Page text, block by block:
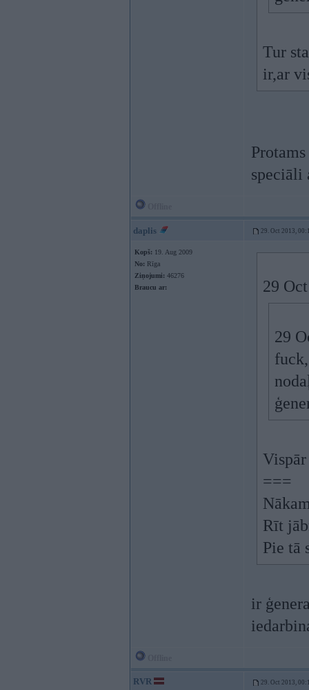
Tur
ir,ar
speciāli
daplis 29. Oct 2013,
Kopš: 19. Aug 2009
No: Rīga
Ziņojumi: 46276
Braucu ar:
29
29
===
Rīt
Pie tā
ir
RVR 29. Oct 2013,